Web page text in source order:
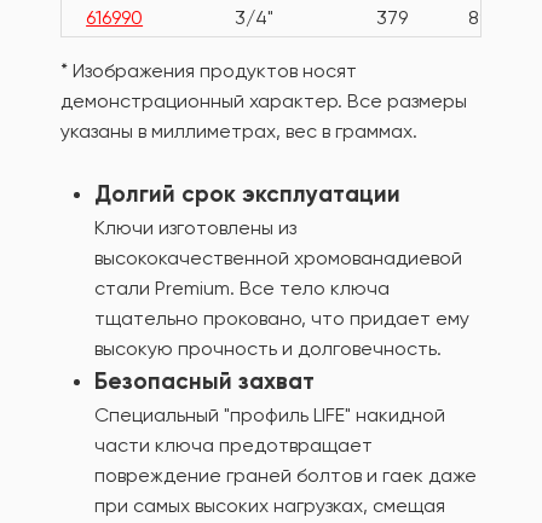
616990 3/4" 379 89
* Изображения продуктов носят
демонстрационный характер. Все размеры
указаны в миллиметрах, вес в граммах.
Долгий срок эксплуатации
Ключи изготовлены из
высококачественной хромованадиевой
стали Premium. Все тело ключа
тщательно проковано, что придает ему
высокую прочность и долговечность.
Безопасный захват
Специальный "профиль LIFE" накидной
части ключа предотвращает
повреждение граней болтов и гаек даже
при самых высоких нагрузках, смещая